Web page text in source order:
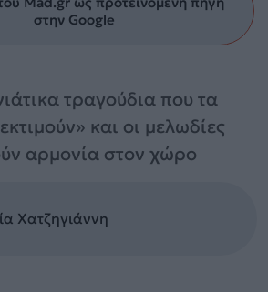
στην Google
τραγούδια που τα
και οι μελωδίες
αρμονία στον χώρο
Χατζηγιάννη